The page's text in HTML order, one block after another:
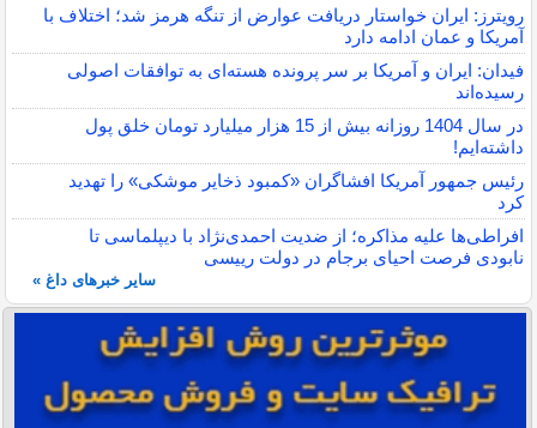
رویترز: ایران خواستار دریافت عوارض از تنگه هرمز شد؛ اختلاف با
آمریکا و عمان ادامه دارد
فیدان: ایران و آمریکا بر سر پرونده هسته‌ای به توافقات اصولی
رسیده‌اند
در سال 1404 روزانه بیش از 15 هزار میلیارد تومان خلق پول
داشته‌ایم!
رئیس جمهور آمریکا افشاگران «کمبود ذخایر موشکی» را تهدید
کرد
افراطی‌ها علیه مذاکره؛ از ضدیت احمدی‌نژاد با دیپلماسی تا
نابودی فرصت احیای برجام در دولت رییسی
سایر خبرهای داغ »